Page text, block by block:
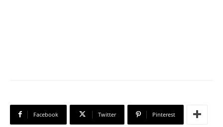
Facebook Twitter Pinterest